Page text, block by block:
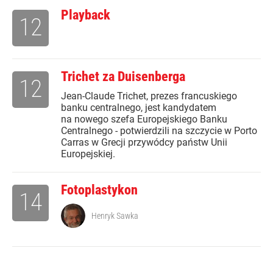
Playback
12
Trichet za Duisenberga
Jean-Claude Trichet, prezes francuskiego
banku centralnego, jest kandydatem
na nowego szefa Europejskiego Banku
Centralnego - potwierdzili na szczycie w Porto
Carras w Grecji przywódcy państw Unii
Europejskiej.
12
Fotoplastykon
14 Henryk Sawka